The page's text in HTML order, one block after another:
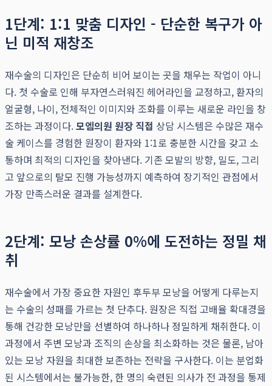
1단계: 1:1 맞춤 디자인 - 단순한 복구가 아
닌 미적 재창조
재수술의 디자인은 단순히 비어 보이는 곳을 채우는 작업이 아니
다. 첫 수술로 인해 부자연스러워진 헤어라인을 교정하고, 환자의
얼굴형, 나이, 전체적인 이미지와 조화를 이루는 새로운 라인을 창
조하는 과정이다.모엠의원 원장 직접 상담 시스템은 수많은 재수
술 케이스를 경험한 원장이 환자와 1:1로 충분한 시간을 갖고 소
통하며 최적의 디자인을 찾아낸다. 기존 모발의 방향, 밀도, 그리
고 앞으로의 탈모 진행 가능성까지 예측하여 장기적인 관점에서
가장 만족스러운 결과를 설계한다.
2단계: 모낭 손상률 0%에 도전하는 정밀 채
취
재수술에서 가장 중요한 자원인 후두부 모낭을 어떻게 다루는지
는 수술의 성패를 가르는 첫 단추다. 원장은 직접 고배율 확대경을
통해 건강한 모낭만을 선별하여 하나하나 정밀하게 채취한다. 이
과정에서 주변 모낭과 조직의 손상을 최소화하는 것은 물론, 남아
있는 모낭 자원을 최대한 보존하는 전략을 구사한다. 이는 분업화
된 시스템에서는 불가능한, 한 명의 숙련된 의사가 전 과정을 통제